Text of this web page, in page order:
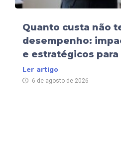
Quanto custa não
desempenho:
e estratégicos para
Ler artigo
6 de agosto de 2026